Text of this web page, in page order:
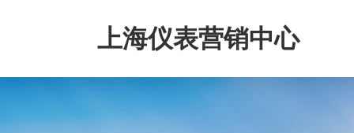
上海仪表营销中心